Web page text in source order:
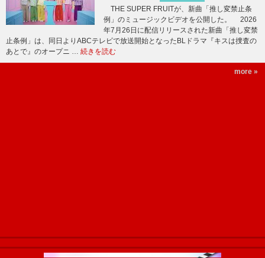
THE SUPER FRUITが、新曲「推し変禁止条
例」のミュージックビデオを公開した。 2026
年7月26日に配信リリースされた新曲「推し変禁
止条例」は、同日よりABCテレビで放送開始となったBLドラマ『キスは捜査の
あとで』のオープニ … 続きを読む
more »